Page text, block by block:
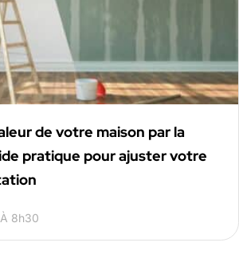
de votre maison par la
pratique pour ajuster votre
8h30